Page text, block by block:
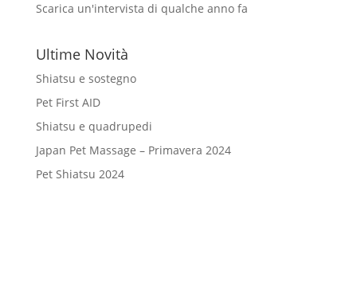
Scarica un'intervista di qualche anno fa
Ultime Novità
Shiatsu e sostegno
Pet First AID
Shiatsu e quadrupedi
Japan Pet Massage – Primavera 2024
Pet Shiatsu 2024